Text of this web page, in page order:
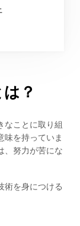
？
なことに取り組
味を持っていま
、努力が苦にな
術を身につける